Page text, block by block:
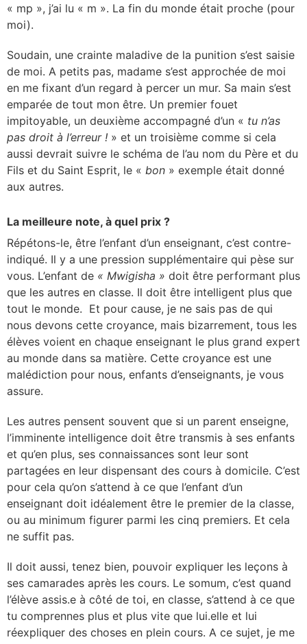
« mp », j’ai lu « m ». La fin du monde était proche (pour
moi).
Soudain, une crainte maladive de la punition s’est saisie
de moi. A petits pas, madame s’est approchée de moi
en me fixant d’un regard à percer un mur. Sa main s’est
emparée de tout mon être. Un premier fouet
impitoyable, un deuxième accompagné d’un « tu n’as
pas droit à l’erreur ! » et un troisième comme si cela
aussi devrait suivre le schéma de l’au nom du Père et du
Fils et du Saint Esprit, le « bon » exemple était donné
aux autres.
La meilleure note, à quel prix ?
Répétons-le, être l’enfant d’un enseignant, c’est contre-
indiqué. Il y a une pression supplémentaire qui pèse sur
vous. L’enfant de « Mwigisha » doit être performant plus
que les autres en classe. Il doit être intelligent plus que
tout le monde. Et pour cause, je ne sais pas de qui
nous devons cette croyance, mais bizarrement, tous les
élèves voient en chaque enseignant le plus grand expert
au monde dans sa matière. Cette croyance est une
malédiction pour nous, enfants d’enseignants, je vous
assure.
Les autres pensent souvent que si un parent enseigne,
l’imminente intelligence doit être transmis à ses enfants
et qu’en plus, ses connaissances sont leur sont
partagées en leur dispensant des cours à domicile. C’est
pour cela qu’on s’attend à ce que l’enfant d’un
enseignant doit idéalement être le premier de la classe,
ou au minimum figurer parmi les cinq premiers. Et cela
ne suffit pas.
Il doit aussi, tenez bien, pouvoir expliquer les leçons à
ses camarades après les cours. Le somum, c’est quand
l’élève assis.e à côté de toi, en classe, s’attend à ce que
tu comprennes plus et plus vite que lui.elle et lui
réexpliquer des choses en plein cours. A ce sujet, je me